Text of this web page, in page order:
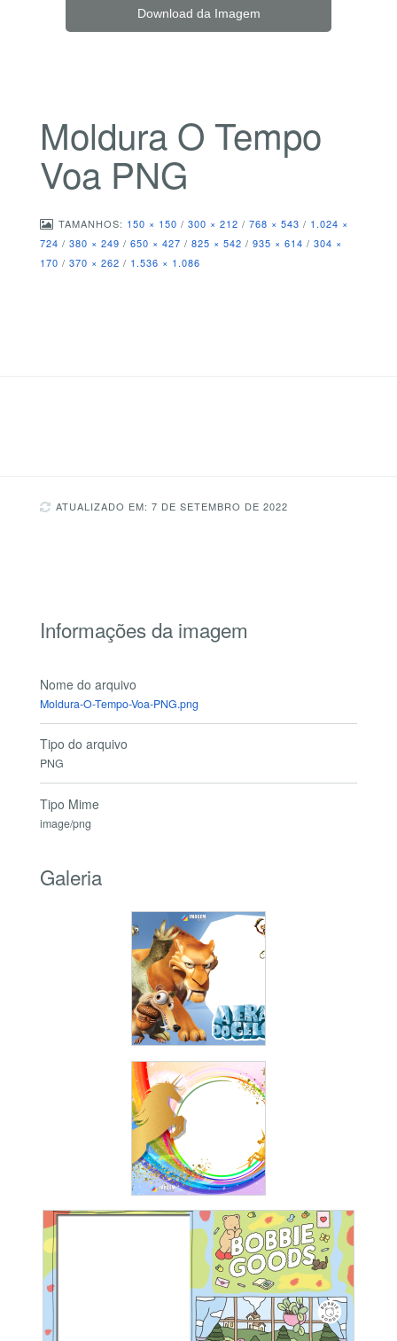
Download da Imagem
Moldura O Tempo
Voa PNG
TAMANHOS: 150 × 150 / 300 × 212 / 768 × 543 / 1.024 ×
724 / 380 × 249 / 650 × 427 / 825 × 542 / 935 × 614 / 304 ×
170 / 370 × 262 / 1.536 × 1.086
ATUALIZADO EM: 7 DE SETEMBRO DE 2022
Informações da imagem
Nome do arquivo
Moldura-O-Tempo-Voa-PNG.png
Tipo do arquivo
PNG
Tipo Mime
image/png
Galeria